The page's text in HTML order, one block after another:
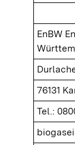
EnBW
76131
Tel.: